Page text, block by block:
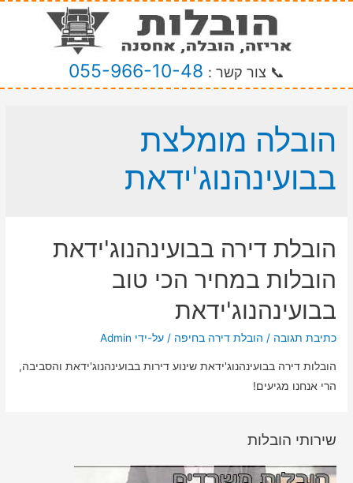
📞 צור קשר : 055-966-10-48
הובלה מומלצת
בבועינהנוג'ידאת
הובלת דירה בבועינהנוג'ידאת
הובלות במחיר הכי טוב
בבועינהנוג'ידאת
כתיבת תגובה / הובלת דירה בחיפה / על-ידי Admin
הובלות דירה בבועינהנוג'ידאת שינוע דירות בבועינהנוג'ידאת והסביבה,
הרי אנחנו מגיעים!
שירותי הובלות